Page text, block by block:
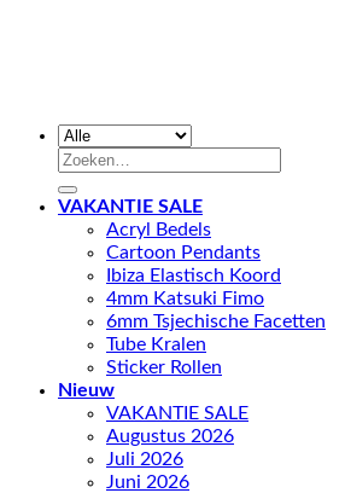
Zoeken
VAKANTIE SALE
Acryl Bedels
Cartoon Pendants
Ibiza Elastisch Koord
4mm Katsuki Fimo
6mm Tsjechische Facetten
Tube Kralen
Sticker Rollen
Nieuw
VAKANTIE SALE
Augustus 2026
Juli 2026
Juni 2026